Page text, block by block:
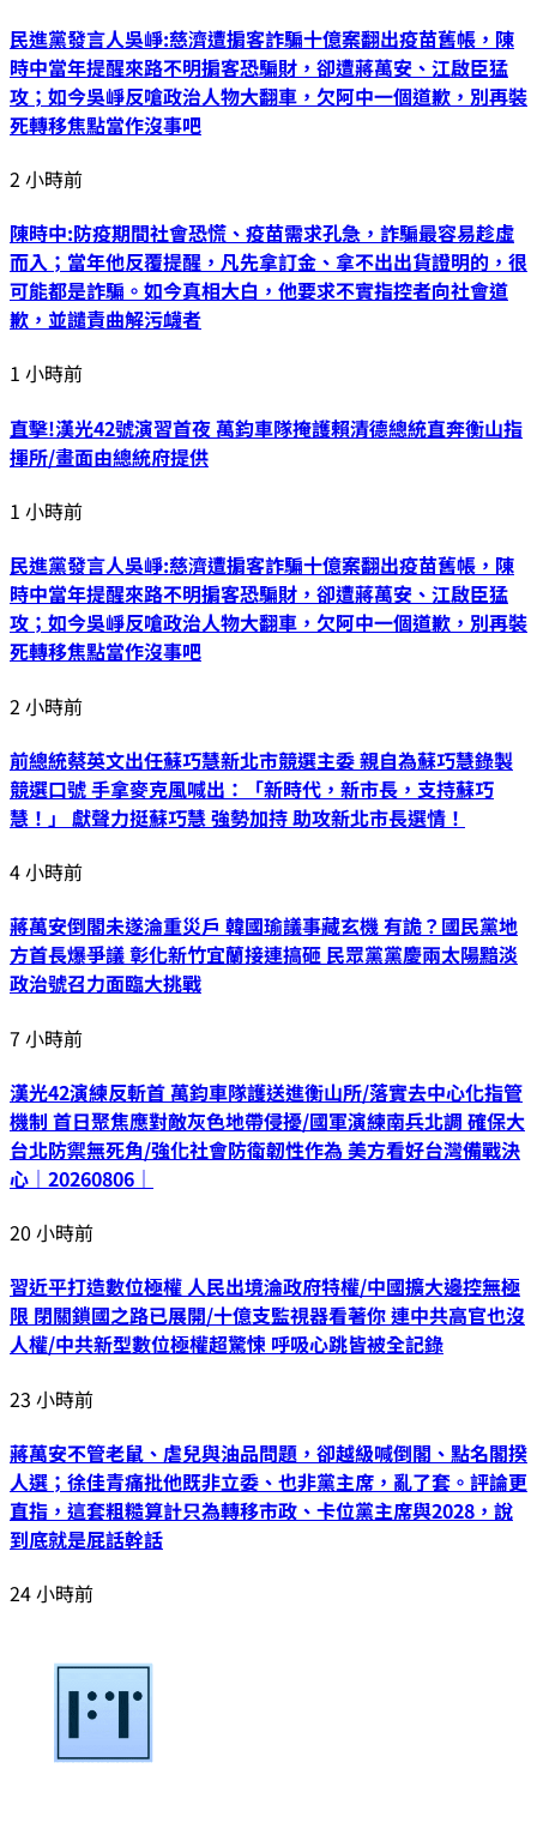
民進黨發言人吳崢:慈濟遭掮客詐騙十億案翻出疫苗舊帳，陳
時中當年提醒來路不明掮客恐騙財，卻遭蔣萬安、江啟臣猛
攻；如今吳崢反嗆政治人物大翻車，欠阿中一個道歉，別再裝
死轉移焦點當作沒事吧
2 小時前
陳時中:防疫期間社會恐慌、疫苗需求孔急，詐騙最容易趁虛
而入；當年他反覆提醒，凡先拿訂金、拿不出出貨證明的，很
可能都是詐騙。如今真相大白，他要求不實指控者向社會道
歉，並譴責曲解污衊者
1 小時前
直擊!漢光42號演習首夜 萬鈞車隊掩護賴清德總統直奔衡山指
揮所/畫面由總統府提供
1 小時前
民進黨發言人吳崢:慈濟遭掮客詐騙十億案翻出疫苗舊帳，陳
時中當年提醒來路不明掮客恐騙財，卻遭蔣萬安、江啟臣猛
攻；如今吳崢反嗆政治人物大翻車，欠阿中一個道歉，別再裝
死轉移焦點當作沒事吧
2 小時前
前總統蔡英文出任蘇巧慧新北市競選主委 親自為蘇巧慧錄製
競選口號 手拿麥克風喊出：「新時代，新市長，支持蘇巧
慧！」 獻聲力挺蘇巧慧 強勢加持 助攻新北市長選情！
4 小時前
蔣萬安倒閣未遂淪重災戶 韓國瑜議事藏玄機 有詭？國民黨地
方首長爆爭議 彰化新竹宜蘭接連搞砸 民眾黨黨慶兩太陽黯淡
政治號召力面臨大挑戰
7 小時前
漢光42演練反斬首 萬鈞車隊護送進衡山所/落實去中心化指管
機制 首日聚焦應對敵灰色地帶侵擾/國軍演練南兵北調 確保大
台北防禦無死角/強化社會防衛韌性作為 美方看好台灣備戰決
心｜20260806｜
20 小時前
習近平打造數位極權 人民出境淪政府特權/中國擴大邊控無極
限 閉關鎖國之路已展開/十億支監視器看著你 連中共高官也沒
人權/中共新型數位極權超驚悚 呼吸心跳皆被全記錄
23 小時前
蔣萬安不管老鼠、虐兒與油品問題，卻越級喊倒閣、點名閣揆
人選；徐佳青痛批他既非立委、也非黨主席，亂了套。評論更
直指，這套粗糙算計只為轉移市政、卡位黨主席與2028，說
到底就是屁話幹話
24 小時前